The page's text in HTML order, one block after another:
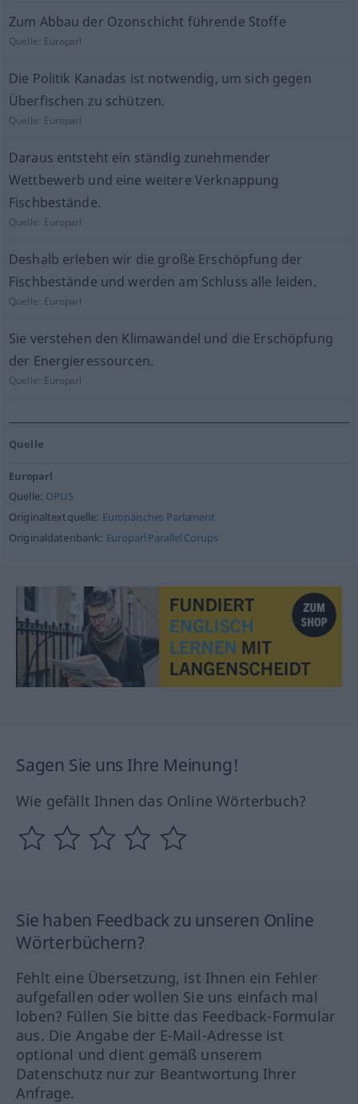
Zum Abbau der Ozonschicht führende Stoffe
Quelle: Europarl
Die Politik Kanadas ist notwendig, um sich gegen
Überfischen zu schützen.
Quelle: Europarl
Daraus entsteht ein ständig zunehmender
Wettbewerb und eine weitere Verknappung
Fischbestände.
Quelle: Europarl
Deshalb erleben wir die große Erschöpfung der
Fischbestände und werden am Schluss alle leiden.
Quelle: Europarl
Sie verstehen den Klimawandel und die Erschöpfung
der Energieressourcen.
Quelle: Europarl
Quelle
Europarl
Quelle: OPUS
Originaltextquelle: Europäisches Parlament
Originaldatenbank: Europarl Parallel Corups
Sagen Sie uns Ihre Meinung!
Wie gefällt Ihnen das Online Wörterbuch?
Sie haben Feedback zu unseren Online
Wörterbüchern?
Fehlt eine Übersetzung, ist Ihnen ein Fehler
aufgefallen oder wollen Sie uns einfach mal
loben? Füllen Sie bitte das Feedback-Formular
aus. Die Angabe der E-Mail-Adresse ist
optional und dient gemäß unserem
Datenschutz nur zur Beantwortung Ihrer
Anfrage.